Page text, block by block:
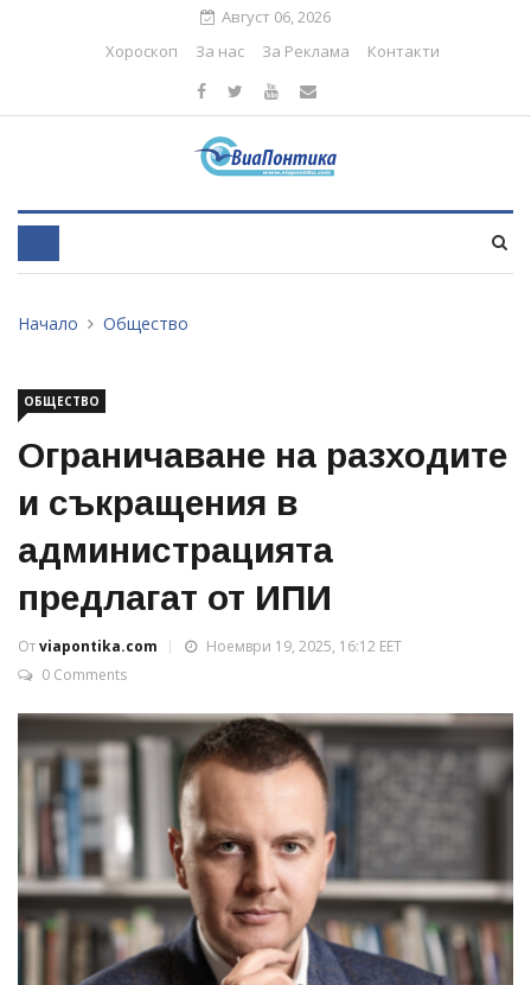
Август 06, 2026
Хороскоп
За нас За Реклама Контакти
Начало Общество
ОБЩЕСТВО
Ограничаване на разходите
и съкращения в
администрацията
предлагат от ИПИ
Отviapontika.com
Ноември 19, 2025, 16:12 EET
0 Comments